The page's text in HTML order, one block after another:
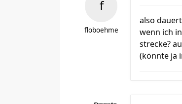
floboehme
also
wenn ich
strecke?
(könnte ja